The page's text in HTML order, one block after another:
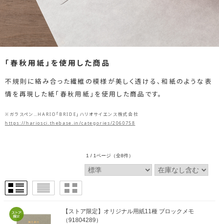
「春秋用紙」を使用した商品
不規則に絡み合った繊維の模様が美しく透ける、和紙のような表
情を再現した紙「春秋用紙」を使用した商品です。
※ガラスペン…HARIO「BRIDE」ハリオサイエンス株式会社
https://hariosci.thebase.in/categories/2060758
1 / 1ページ （全8件）
【ストア限定】オリジナル用紙11種 ブロックメモ
（91804289）